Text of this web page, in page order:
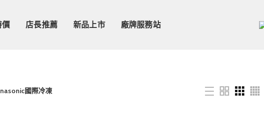
價 店長推薦 新品上市 廠牌服務站
國際冷凍